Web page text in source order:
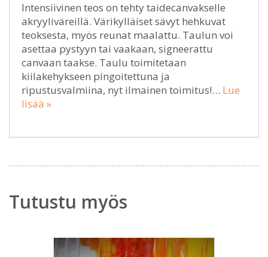
Intensiivinen teos on tehty taidecanvakselle
akryyliväreillä. Värikylläiset sävyt hehkuvat
teoksesta, myös reunat maalattu. Taulun voi
asettaa pystyyn tai vaakaan, signeerattu
canvaan taakse. Taulu toimitetaan
kiilakehykseen pingoitettuna ja
ripustusvalmiina, nyt ilmainen toimitus!… Lue
lisää »
Tutustu myös